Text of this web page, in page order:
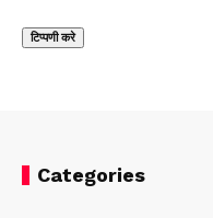
Categories